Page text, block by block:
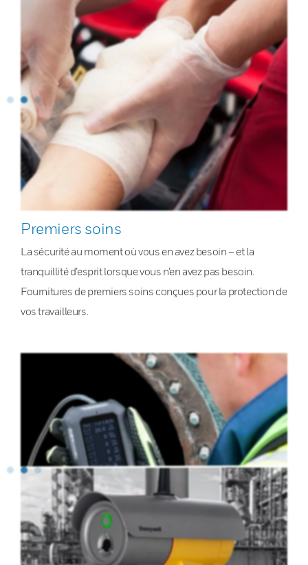
Premiers soins
La sécurité au moment où vous en avez besoin – et la
tranquillité d’esprit lorsque vous n’en avez pas besoin.
Fournitures de premiers soins conçues pour la protection de
vos travailleurs.